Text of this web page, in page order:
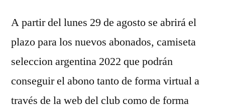
A partir del lunes 29 de agosto se abrirá el
plazo para los nuevos abonados, camiseta
seleccion argentina 2022 que podrán
conseguir el abono tanto de forma virtual a
través de la web del club como de forma